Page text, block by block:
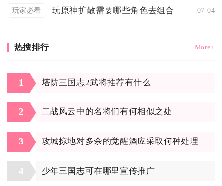
玩家必看 玩原神扩散需要哪些角色去组合 07-04
热搜排行 More+
1 塔防三国志2武将推荐有什么
2 二战风云中的名将们有何相似之处
3 攻城掠地对多余的觉醒酒应采取何种处理
4 少年三国志可在哪里宣传推广